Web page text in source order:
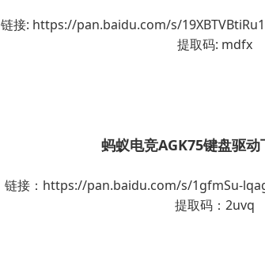
链接: https://pan.baidu.com/s/
提取码: mdfx
蚂蚁电竞AGK75键盘驱动
链接：https://pan.baidu.com/s/1gfmSu-
提取码：2uvq